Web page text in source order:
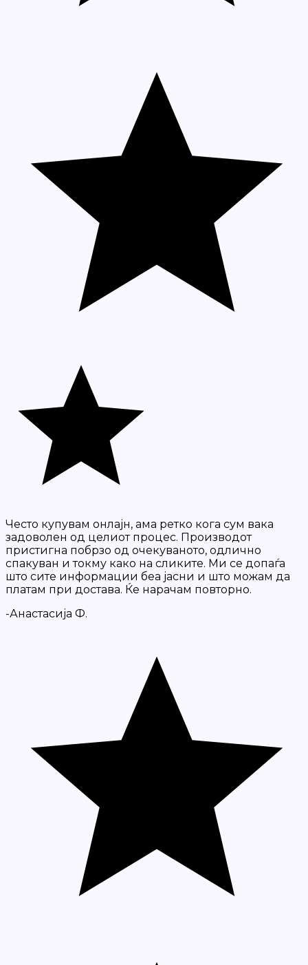
Често купувам онлајн, ама ретко кога сум вака
задоволен од целиот процес. Производот
пристигна побрзо од очекуваното, одлично
спакуван и токму како на сликите. Ми се допаѓа
што сите информации беа јасни и што можам да
платам при достава. Ќе нарачам повторно.
-Анастасија Ф.